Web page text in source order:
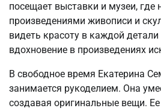
посещает выставки и музеи, где
произведениями живописи и
видеть красоту в каждой детали
вдохновение в произведениях
В свободное время Екатерина
занимается рукоделием. Она
создавая оригинальные вещи.